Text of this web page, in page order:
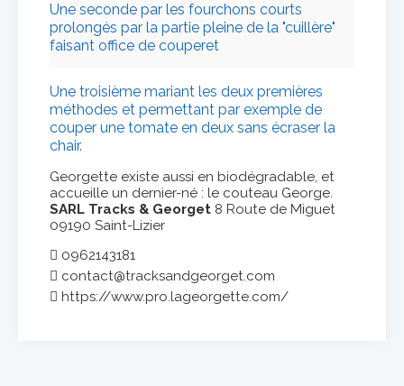
Une seconde par les fourchons courts
prolongés par la partie pleine de la "cuillère"
faisant office de couperet
Une troisième mariant les deux premières
méthodes et permettant par exemple de
couper une tomate en deux sans écraser la
chair.
Georgette existe aussi en biodégradable, et
accueille un dernier-né : le couteau George.
SARL Tracks & Georget 8 Route de Miguet
09190 Saint-Lizier
0962143181
contact@tracksandgeorget.com
https://www.pro.lageorgette.com/